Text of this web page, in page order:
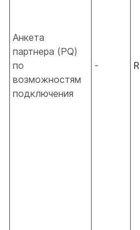
Анкета
партнера (PQ)
по
возможностям
подключения
- R